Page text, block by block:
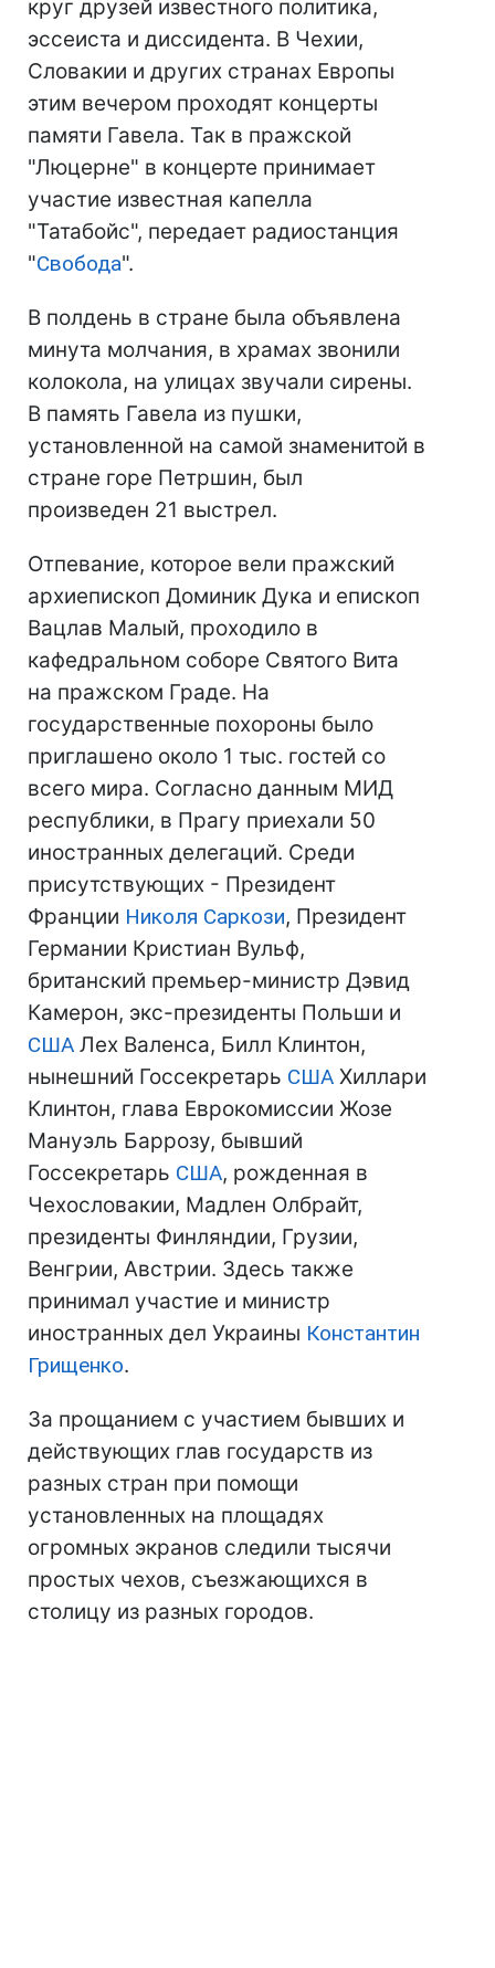
круг друзей известного политика,
эссеиста и диссидента. В Чехии,
Словакии и других странах Европы
этим вечером проходят концерты
памяти Гавела. Так в пражской
"Люцерне" в концерте принимает
участие известная капелла
"Татабойс", передает радиостанция
"Свобода".
В полдень в стране была объявлена
минута молчания, в храмах звонили
колокола, на улицах звучали сирены.
В память Гавела из пушки,
установленной на самой знаменитой в
стране горе Петршин, был
произведен 21 выстрел.
Отпевание, которое вели пражский
архиепископ Доминик Дука и епископ
Вацлав Малый, проходило в
кафедральном соборе Святого Вита
на пражском Граде. На
государственные похороны было
приглашено около 1 тыс. гостей со
всего мира. Согласно данным МИД
республики, в Прагу приехали 50
иностранных делегаций. Среди
присутствующих - Президент
Франции Николя Саркози, Президент
Германии Кристиан Вульф,
британский премьер-министр Дэвид
Камерон, экс-президенты Польши и
США Лех Валенса, Билл Клинтон,
нынешний Госсекретарь США Хиллари
Клинтон, глава Еврокомиссии Жозе
Мануэль Баррозу, бывший
Госсекретарь США, рожденная в
Чехословакии, Мадлен Олбрайт,
президенты Финляндии, Грузии,
Венгрии, Австрии. Здесь также
принимал участие и министр
иностранных дел Украины Константин
Грищенко.
За прощанием с участием бывших и
действующих глав государств из
разных стран при помощи
установленных на площадях
огромных экранов следили тысячи
простых чехов, съезжающихся в
столицу из разных городов.